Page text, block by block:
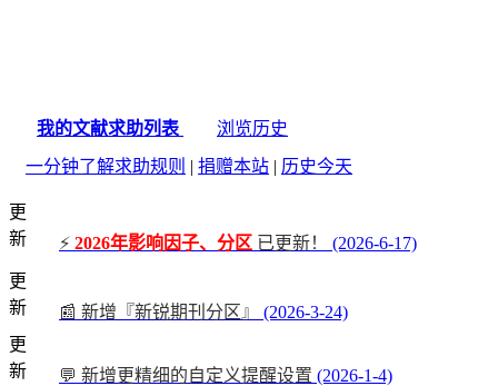
我的文献求助列表
浏览历史
一分钟了解求助规则 | 捐赠本站 | 历史今天
更
新
⚡ 2026年影响因子、分区 已更新！
(2026-6-17)
更
新
📰 新增『新锐期刊分区』
(2026-3-24)
更
新
💬 新增更精细的自定义提醒设置 (2026-1-4)